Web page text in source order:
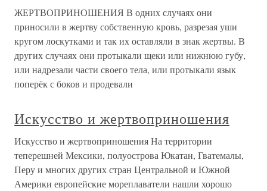
ЖЕРТВОПРИНОШЕНИЯ В одних случаях они
приносили в жертву собственную кровь, разрезая уши
кругом лоскутками и так их оставляли в знак жертвы. В
других случаях они протыкали щеки или нижнюю губу,
или надрезали части своего тела, или протыкали язык
поперёк с боков и продевали
Искусство и жертвоприношения
Искусство и жертвоприношения На территории
теперешней Мексики, полуострова Юкатан, Гватемалы,
Перу и многих других стран Центральной и Южной
Америки европейские мореплаватели нашли хорошо